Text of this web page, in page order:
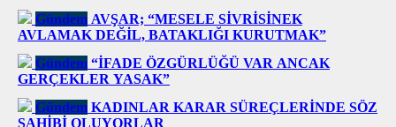
Gündem AVŞAR; “MESELE SİVRİSİNEK
AVLAMAK DEĞİL, BATAKLIĞI KURUTMAK”
Gündem “İFADE ÖZGÜRLÜĞÜ VAR ANCAK
GERÇEKLER YASAK”
Gündem KADINLAR KARAR SÜREÇLERİNDE SÖZ
SAHİBİ OLUYORLAR